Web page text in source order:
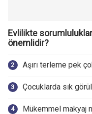
Evlilikte
önemlidir?
Aşırı terleme pek
Çocuklarda sık
Mükemmel makyaj